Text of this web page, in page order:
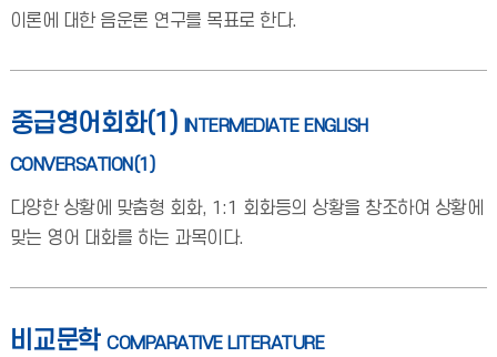
이론에 대한 음운론 연구를 목표로 한다.
중급영어회화(1) INTERMEDIATE ENGLISH
CONVERSATION(1)
다양한 상황에 맞춤형 회화, 1:1 회화등의 상황을 창조하여 상황에
맞는 영어 대화를 하는 과목이다.
비교문학 COMPARATIVE LITERATURE